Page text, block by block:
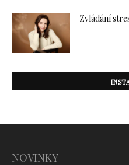
Zvládání
NOVINKY